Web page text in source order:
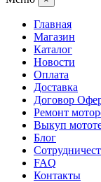
Главная
Магазин
Каталог
Новости
Оплата
Доставка
Договор
Ремонт
Выкуп
Блог
FAQ
Контакты